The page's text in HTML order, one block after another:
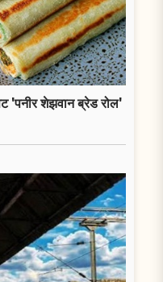
'पनीर शेझवान ब्रेड रोल'